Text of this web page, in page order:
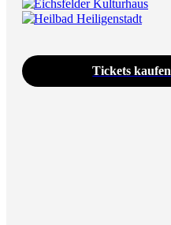
Eichsfelder Kulturhaus
Heilbad Heiligenstadt
Tickets kaufen